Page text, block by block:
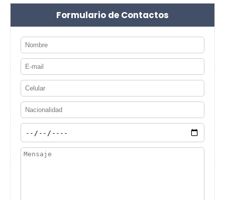
Formulario de Contactos